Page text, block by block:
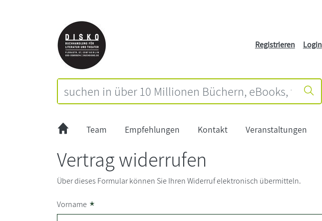
Registrieren Login
Team Empfehlungen Kontakt Veranstaltungen
Vertrag widerrufen
Über dieses Formular können Sie Ihren Widerruf elektronisch übermitteln.
Vorname *